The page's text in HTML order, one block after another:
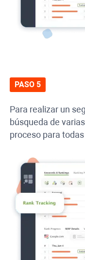
PASO 5
Para realizar un
búsqueda de
proceso para